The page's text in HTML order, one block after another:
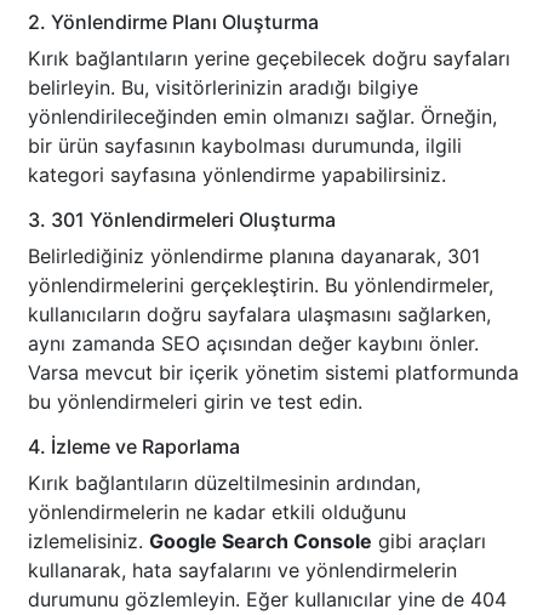
2. Yönlendirme Planı Oluşturma
Kırık bağlantıların yerine geçebilecek doğru sayfaları
belirleyin. Bu, visitörlerinizin aradığı bilgiye
yönlendirileceğinden emin olmanızı sağlar. Örneğin,
bir ürün sayfasının kaybolması durumunda, ilgili
kategori sayfasına yönlendirme yapabilirsiniz.
3. 301 Yönlendirmeleri Oluşturma
Belirlediğiniz yönlendirme planına dayanarak, 301
yönlendirmelerini gerçekleştirin. Bu yönlendirmeler,
kullanıcıların doğru sayfalara ulaşmasını sağlarken,
aynı zamanda SEO açısından değer kaybını önler.
Varsa mevcut bir içerik yönetim sistemi platformunda
bu yönlendirmeleri girin ve test edin.
4. İzleme ve Raporlama
Kırık bağlantıların düzeltilmesinin ardından,
yönlendirmelerin ne kadar etkili olduğunu
izlemelisiniz. Google Search Console gibi araçları
kullanarak, hata sayfalarını ve yönlendirmelerin
durumunu gözlemleyin. Eğer kullanıcılar yine de 404